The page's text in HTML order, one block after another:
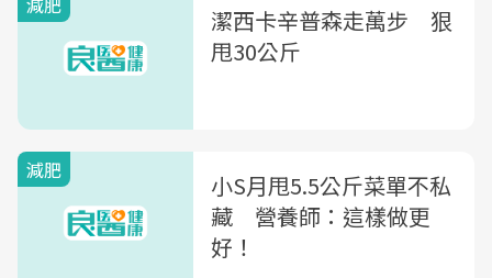
潔西卡辛普森走萬步 狠
甩30公斤
減肥
小S月甩5.5公斤菜單不私
藏 營養師：這樣做更
好！